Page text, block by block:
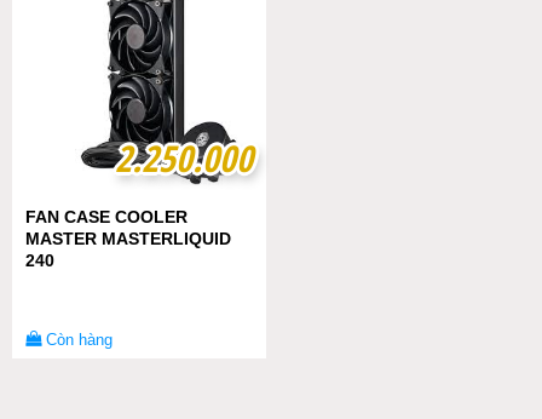
2.250.000
2.250.000
FAN CASE COOLER
MASTER MASTERLIQUID
240
Còn hàng